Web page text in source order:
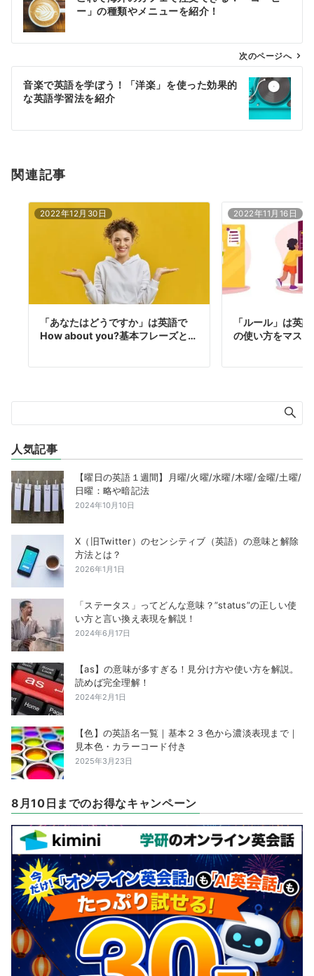
ン
ー」の種類やメニューを紹介！
次のページへ
音楽で英語を学ぼう！「洋楽」を使った効果的
な英語学習法を紹介
関連記事
2022年12月30日
「あなたはどうですか」は英語で
How about you?基本フレーズと…
2022年11月16日
「ルール」は英
の使い方をマス
人気記事
【曜日の英語１週間】月曜/火曜/水曜/木曜/金曜/土曜/
日曜：略や暗記法
2024年10月10日
X（旧Twitter）のセンシティブ（英語）の意味と解除
方法とは？
2026年1月1日
「ステータス」ってどんな意味？”status”の正しい使
い方と言い換え表現を解説！
2024年6月17日
【as】の意味が多すぎる！見分け方や使い方を解説。
読めば完全理解！
2024年2月1日
【色】の英語名一覧｜基本２３色から濃淡表現まで｜
見本色・カラーコード付き
2025年3月23日
8月10日までのお得なキャンペーン